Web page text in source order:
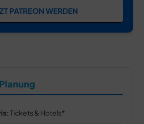
PATREON WERDEN
Tickets & Hotels